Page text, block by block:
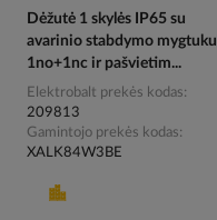
Dėžutė 1 skylės IP65 su
avarinio stabdymo mygtuku
1no+1nc ir pašvietim...
Elektrobalt prekės kodas
209813
Gamintojo prekės kodas
XALK84W3BE